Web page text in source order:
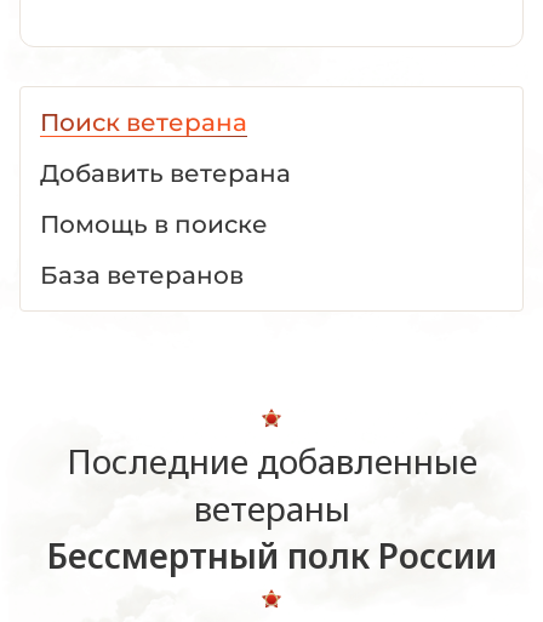
Поиск ветерана
Добавить ветерана
Помощь в поиске
База ветеранов
Последние добавленные
ветераны
Бессмертный полк России